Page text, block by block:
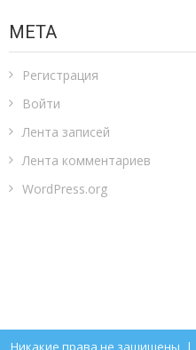
МЕТА
Регистрация
Войти
Лента записей
Лента комментариев
WordPress.org
Никакие права не защищены |